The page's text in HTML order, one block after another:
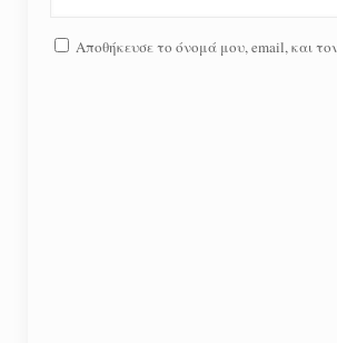
Αποθήκευσε το όνομά μου, email, και